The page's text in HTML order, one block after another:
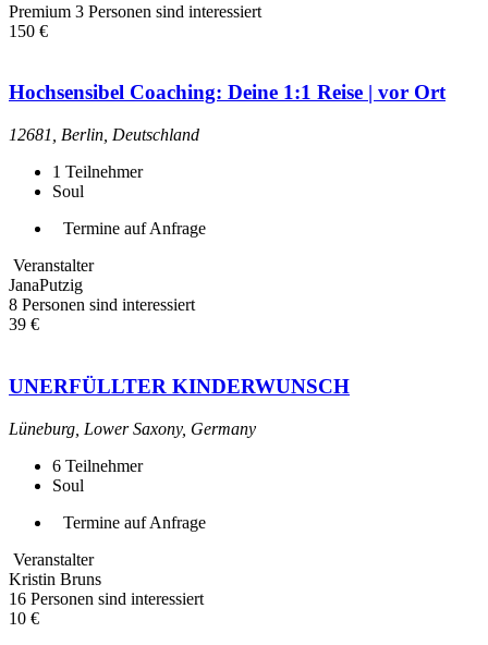
Premium 3 Personen sind interessiert
150 €
Hochsensibel Coaching: Deine 1:1 Reise | vor Ort
12681, Berlin, Deutschland
1 Teilnehmer
Soul
Termine auf Anfrage
Veranstalter
JanaPutzig
8 Personen sind interessiert
39 €
UNERFÜLLTER KINDERWUNSCH
Lüneburg, Lower Saxony, Germany
6 Teilnehmer
Soul
Termine auf Anfrage
Veranstalter
Kristin Bruns
16 Personen sind interessiert
10 €